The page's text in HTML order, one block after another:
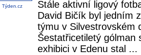
Týden.cz
Stále aktivní ligový
David Bičík byl jedním
týmu v Silvestrovském
Šestatřicetiletý gólman
exhibici v Edenu stal ...